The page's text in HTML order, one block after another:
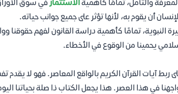
والتأمل، تمامًا كأهميةالاستثمارفي سوق
أن يقوم به، لأنها تؤثر على جميع جوانب حياته.
النبوية، تمامًا كأهمية دراسة القانون لفهم حقوقنا
يحمينا من الوقوع في الأخطاء.
ربط آيات القرآن الكريم بالواقع المعاصر. فهو لا يقدم
في هذا العصر. هذا يجعل الكتاب ذا صلة بحياتنا